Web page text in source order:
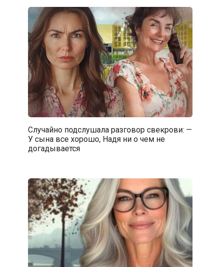
Случайно подслушала разговор свекрови: —
У сына все хорошо, Надя ни о чем не
догадывается